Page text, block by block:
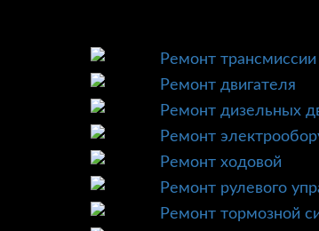
Ремонт трансмиссии
Ремонт двигателя
Ремонт дизельных
Ремонт
Ремонт ходовой
Ремонт рулевого
Ремонт тормозной